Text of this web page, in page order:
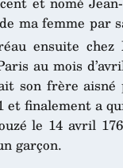
ma femme par
ensuite chez
au mois
son frère
et finalement a
le 14 avril
garçon.